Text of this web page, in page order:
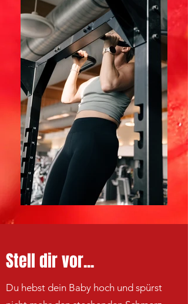
Stell dir vor...
Du hebst dein Baby hoch und spürst